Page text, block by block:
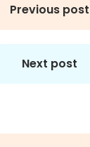
Previous post
Next post